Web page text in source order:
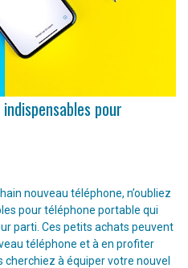
pour
nouveau téléphone, n’oubliez
pour téléphone portable qui
parti. Ces petits achats peuvent
téléphone et à en profiter
à équiper votre nouvel